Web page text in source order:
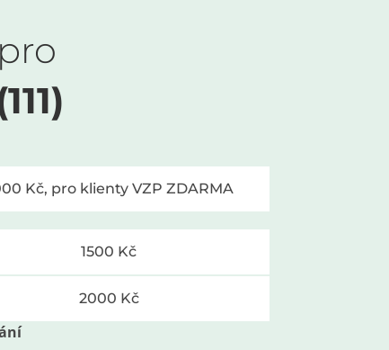
Kč, pro klienty VZP ZDARMA
1500 Kč
2000 Kč